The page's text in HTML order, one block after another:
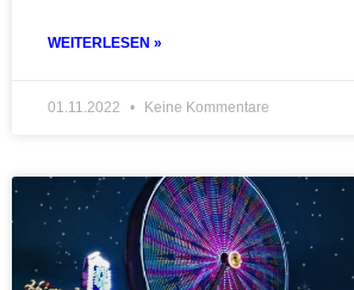
WEITERLESEN »
01.11.2022 Keine Kommentare